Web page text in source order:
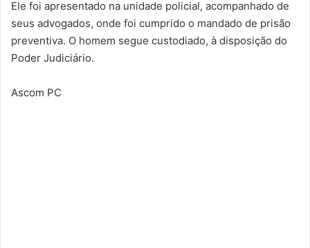
Ele foi apresentado na unidade policial, acompanhado de
seus advogados, onde foi cumprido o mandado de prisão
preventiva. O homem segue custodiado, à disposição do
Poder Judiciário.
Ascom PC